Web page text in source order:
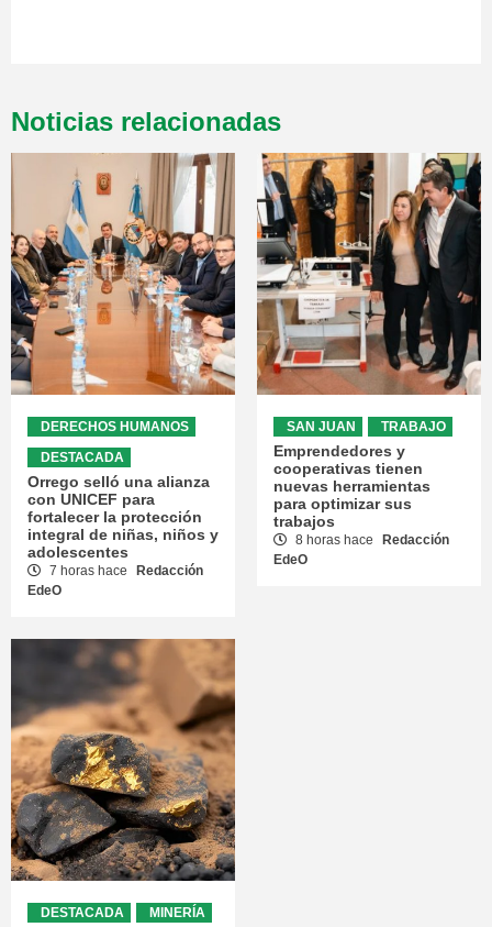
Noticias relacionadas
DERECHOS HUMANOS
DESTACADA
Orrego selló una alianza
con UNICEF para
fortalecer la protección
integral de niñas, niños y
adolescentes
7 horas hace
Redacción
EdeO
SAN JUAN TRABAJO
Emprendedores y
cooperativas tienen
nuevas herramientas
para optimizar sus
trabajos
8 horas hace
Redacción
EdeO
DESTACADA MINERÍA